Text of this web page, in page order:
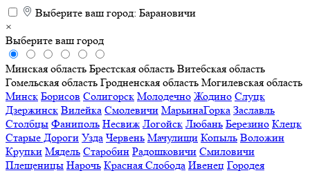
Выберите ваш город: Барановичи
×
Выберите ваш город
Минская область Брестская область Витебская область
Гомельская область Гродненская область Могилевская область
Минск Борисов Солигорск Молодечно Жодино Слуцк
Дзержинск Вилейка Смолевичи МарьинаГорка Заславль
Столбцы Фаниполь Несвиж Логойск Любань Березино Клецк
Старые Дороги Узда Червень Мачулищи Копыль Воложин
Крупки Мядель Старобин Радошковичи Смиловичи
Плещеницы Нарочь Красная Слобода Ивенец Городея